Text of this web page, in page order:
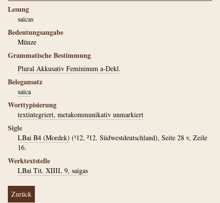
Lesung
saicas
Bedeutungsangabe
Münze
Grammatische Bestimmung
Plural Akkusativ Femininum a-Dekl.
Belegansatz
saica
Worttypisierung
textintegriert, metakommunikativ unmarkiert
Sigle
LBai B4 (Mordek) (¹12, ²12. Südwestdeutschland), Seite 28 v, Zeile
16.
Werktextstelle
LBai Tit. XIIII, 9, saigas
Zurück